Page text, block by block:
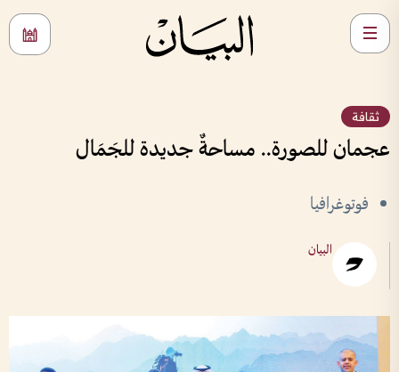
ثقافة
عجمان للصورة.. مساحةٌ جديدة للجَمَال
فوتوغرافيا
البيان